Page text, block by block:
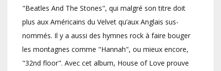
"Beatles And The Stones", qui malgré son titre doit
plus aux Américains du Velvet qu’aux Anglais sus-
nommés. Il y a aussi des hymnes rock à faire bouger
les montagnes comme "Hannah", ou mieux encore,
"32nd floor". Avec cet album, House of Love prouve